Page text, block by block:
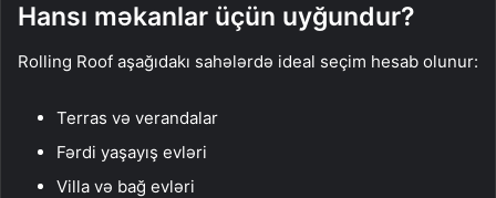
Hansı məkanlar üçün uyğundur?
Rolling Roof aşağıdakı sahələrdə ideal seçim hesab olunur:
Terras və verandalar
Fərdi yaşayış evləri
Villa və bağ evləri